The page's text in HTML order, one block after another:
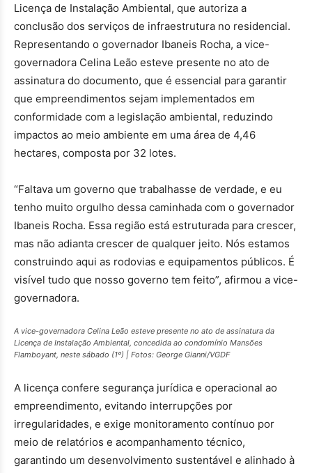
Licença de Instalação Ambiental, que autoriza a
conclusão dos serviços de infraestrutura no residencial.
Representando o governador Ibaneis Rocha, a vice-
governadora Celina Leão esteve presente no ato de
assinatura do documento, que é essencial para garantir
que empreendimentos sejam implementados em
conformidade com a legislação ambiental, reduzindo
impactos ao meio ambiente em uma área de 4,46
hectares, composta por 32 lotes.
“Faltava um governo que trabalhasse de verdade, e eu
tenho muito orgulho dessa caminhada com o governador
Ibaneis Rocha. Essa região está estruturada para crescer,
mas não adianta crescer de qualquer jeito. Nós estamos
construindo aqui as rodovias e equipamentos públicos. É
visível tudo que nosso governo tem feito”, afirmou a vice-
governadora.
A vice-governadora Celina Leão esteve presente no ato de assinatura da
Licença de Instalação Ambiental, concedida ao condomínio Mansões
Flamboyant, neste sábado (1º) | Fotos: George Gianni/VGDF
A licença confere segurança jurídica e operacional ao
empreendimento, evitando interrupções por
irregularidades, e exige monitoramento contínuo por
meio de relatórios e acompanhamento técnico,
garantindo um desenvolvimento sustentável e alinhado à